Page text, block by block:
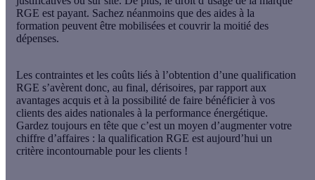
RGE est payant. Sachez néanmoins que des aides à la
formation peuvent être mobilisées et couvrir la moitié des
dépenses.
Les contraintes et les coûts liés à l’obtention d’une qualification
RGE s’avèrent donc, au final, dérisoires, par rapport aux
avantages acquis et à la possibilité de faire bénéficier à vos
clients des aides nationales à la performance énergétique.
Gardez toujours en tête que c’est un moyen d’augmenter votre
chiffre d’affaires : la qualification RGE est aujourd’hui un
critère incontournable pour les clients !